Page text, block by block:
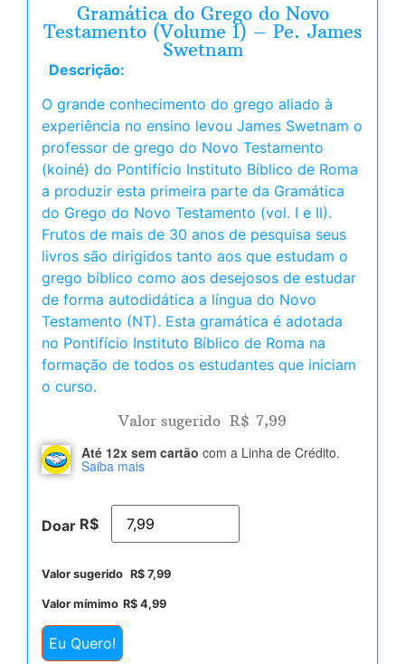
Gramática do Grego do Novo
Testamento (Volume 1) – Pe. James
Swetnam
Descrição:
O grande conhecimento do grego aliado à
experiência no ensino levou James Swetnam o
professor de grego do Novo Testamento
(koiné) do Pontifício Instituto Bíblico de Roma
a produzir esta primeira parte da Gramática
do Grego do Novo Testamento (vol. I e II).
Frutos de mais de 30 anos de pesquisa seus
livros são dirigidos tanto aos que estudam o
grego bíblico como aos desejosos de estudar
de forma autodidática a língua do Novo
Testamento (NT). Esta gramática é adotada
no Pontifício Instituto Bíblico de Roma na
formação de todos os estudantes que iniciam
o curso.
Valor sugerido R$ 7,99
Até 12x sem cartão com a Linha de Crédito.
Saiba mais
Doar R$
Valor sugerido R$ 7,99
Valor mímimo R$ 4,99
Eu Quero!